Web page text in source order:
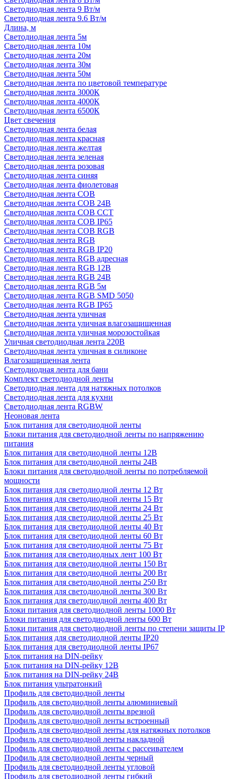
Светодиодная лента 9 Вт/м
Светодиодная лента 9.6 Вт/м
Длина, м
Светодиодная лента 5м
Светодиодная лента 10м
Светодиодная лента 20м
Светодиодная лента 30м
Светодиодная лента 50м
Светодиодная лента по цветовой температуре
Светодиодная лента 3000К
Светодиодная лента 4000К
Светодиодная лента 6500К
Цвет свечения
Светодиодная лента белая
Светодиодная лента красная
Светодиодная лента желтая
Светодиодная лента зеленая
Светодиодная лента розовая
Светодиодная лента синяя
Светодиодная лента фиолетовая
Светодиодная лента COB
Светодиодная лента COB 24В
Светодиодная лента COB CCT
Светодиодная лента COB IP65
Светодиодная лента COB RGB
Светодиодная лента RGB
Светодиодная лента RGB IP20
Светодиодная лента RGB адресная
Светодиодная лента RGB 12В
Светодиодная лента RGB 24В
Светодиодная лента RGB 5м
Светодиодная лента RGB SMD 5050
Светодиодная лента RGB IP65
Светодиодная лента уличная
Светодиодная лента уличная влагозащищенная
Светодиодная лента уличная морозостойкая
Уличная светодиодная лента 220В
Светодиодная лента уличная в силиконе
Влагозащищенная лента
Светодиодная лента для бани
Комплект светодиодной ленты
Светодиодная лента для натяжных потолков
Светодиодная лента для кухни
Светодиодная лента RGBW
Неоновая лента
Блок питания для светодиодной ленты
Блоки питания для светодиодной ленты по напряжению
питания
Блок питания для светодиодной ленты 12В
Блок питания для светодиодной ленты 24В
Блоки питания для светодиодной ленты по потребляемой
мощности
Блок питания для светодиодной ленты 12 Вт
Блок питания для светодиодной ленты 15 Вт
Блок питания для светодиодной ленты 24 Вт
Блок питания для светодиодной ленты 25 Вт
Блок питания для светодиодной ленты 40 Вт
Блок питания для светодиодной ленты 60 Вт
Блок питания для светодиодной ленты 75 Вт
Блок питания для светодиодных лент 100 Вт
Блок питания для светодиодной ленты 150 Вт
Блок питания для светодиодной ленты 200 Вт
Блок питания для светодиодной ленты 250 Вт
Блок питания для светодиодной ленты 300 Вт
Блок питания для светодиодной ленты 400 Вт
Блоки питания для светодиодной ленты 1000 Вт
Блоки питания для светодиодной ленты 600 Вт
Блоки питания для светодиодной ленты по степени защиты IP
Блок питания для светодиодной ленты IP20
Блок питания для светодиодной ленты IP67
Блок питания на DIN-рейку
Блок питания на DIN-рейку 12В
Блок питания на DIN-рейку 24В
Блок питания ультратонкий
Профиль для светодиодной ленты
Профиль для светодиодной ленты алюминиевый
Профиль для светодиодной ленты врезной
Профиль для светодиодной ленты встроенный
Профиль для светодиодной ленты для натяжных потолков
Профиль для светодиодной ленты накладной
Профиль для светодиодной ленты с рассеивателем
Профиль для светодиодной ленты черный
Профиль для светодиодной ленты угловой
Профиль для светодиодной ленты гибкий